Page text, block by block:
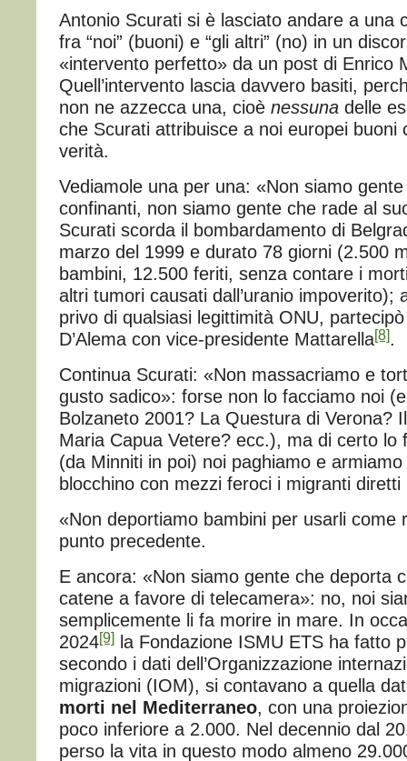
Antonio Scurati si è lasciato andare a una
fra “noi” (buoni) e “gli altri” (no) in un
«intervento perfetto» da un post di Enrico
Quell’intervento lascia davvero basiti,
non ne azzecca una, cioè nessuna delle
che Scurati attribuisce a noi europei buoni
verità.
Vediamole una per una: «Non siamo
confinanti, non siamo gente che rade al
Scurati scorda il bombardamento di
marzo del 1999 e durato 78 giorni (2.500
bambini, 12.500 feriti, senza contare i
altri tumori causati dall’uranio impoverito);
privo di qualsiasi legittimità ONU,
D’Alema con vice-presidente Mattarella[8].
Continua Scurati: «Non massacriamo e
gusto sadico»: forse non lo facciamo noi
Bolzaneto 2001? La Questura di Verona?
Maria Capua Vetere? ecc.), ma di certo lo
(da Minniti in poi) noi paghiamo e
blocchino con mezzi feroci i migranti diretti
«Non deportiamo bambini per usarli come
punto precedente.
E ancora: «Non siamo gente che deporta
catene a favore di telecamera»: no, noi
semplicemente li fa morire in mare. In
2024[9]
la Fondazione ISMU ETS ha fatto
secondo i dati dell’Organizzazione
migrazioni (IOM), si contavano a quella
morti nel Mediterraneo, con una
poco inferiore a 2.000. Nel decennio dal
perso la vita in questo modo almeno